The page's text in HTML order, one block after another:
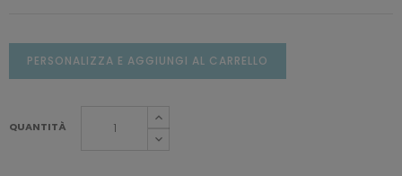
PERSONALIZZA E AGGIUNGI AL CARRELLO
QUANTITÀ